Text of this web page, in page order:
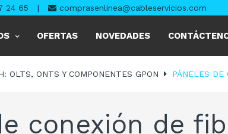
24 65 | comprasenlinea@cableservicios.com
OFERTAS NOVEDADES
OLTS, ONTS Y COMPONENTES GPON PÁNELES DE
conexión de